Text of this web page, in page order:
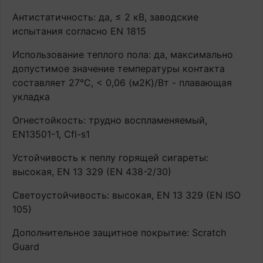
Антистатичность: да, ≤ 2 кВ, заводские
испытания согласно EN 1815
Использование теплого пола: да, максимально
допустимое значение температуры контакта
составляет 27°С, < 0,06 (м2K)/Вт - плавающая
укладка
Огнестойкость: трудно воспламеняемый,
EN13501-1, Cfl-s1
Устойчивость к пеплу горящей сигареты:
высокая, EN 13 329 (EN 438-2/30)
Светоустойчивость: высокая, EN 13 329 (EN ISO
105)
Дополнительное защитное покрытие: Scratch
Guard